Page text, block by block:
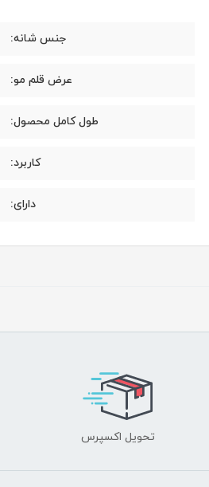
جنس شانه:
عرض قلم مو:
طول کامل محصول:
کاربرد:
دارای:
تحویل اکسپرس